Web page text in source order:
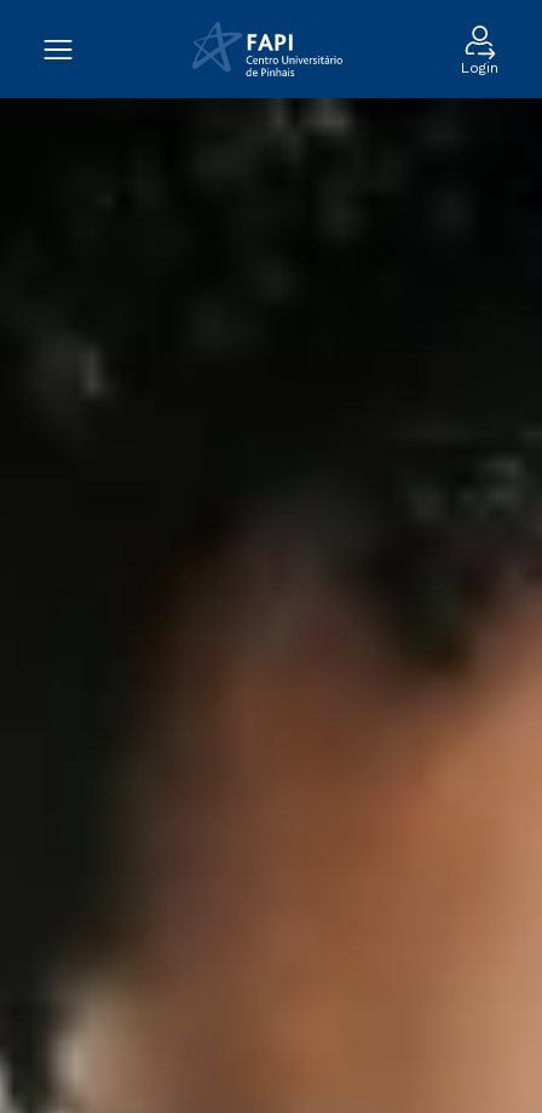
Login